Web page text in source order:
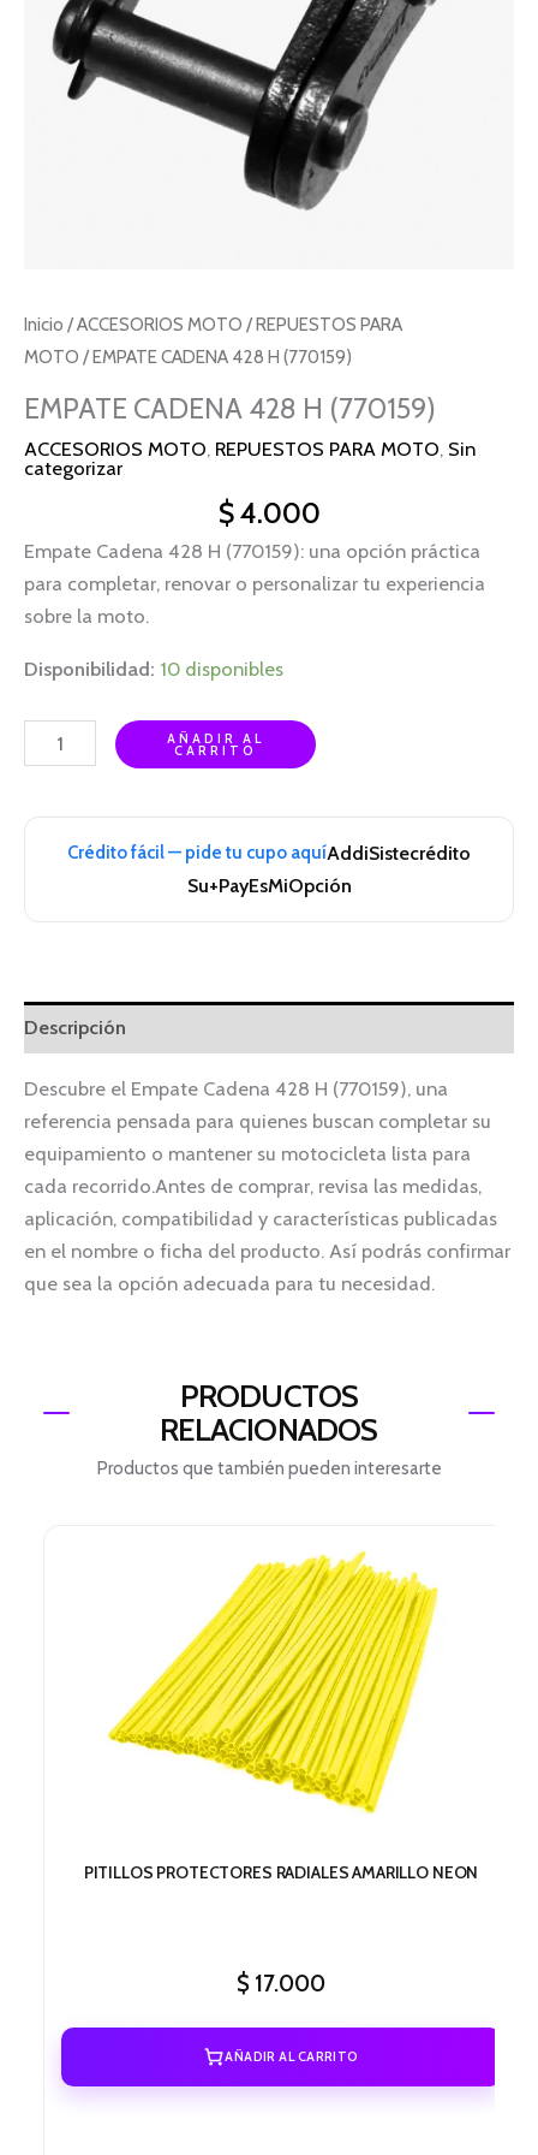
Inicio /ACCESORIOS MOTO /REPUESTOS PARA
MOTO / EMPATE CADENA 428 H (770159)
EMPATE CADENA 428 H (770159)
ACCESORIOS MOTO, REPUESTOS PARA MOTO, Sin
categorizar
$4.000
Empate Cadena 428 H (770159): una opción práctica
para completar, renovar o personalizar tu experiencia
sobre la moto.
Disponibilidad: 10 disponibles
AÑADIR AL
CARRITO
Crédito fácil — pide tu cupo aquíAddiSistecrédito
Su+PayEsMiOpción
Descripción
Descubre el Empate Cadena 428 H (770159), una
referencia pensada para quienes buscan completar su
equipamiento o mantener su motocicleta lista para
cada recorrido.Antes de comprar, revisa las medidas,
aplicación, compatibilidad y características publicadas
en el nombre o ficha del producto. Así podrás confirmar
que sea la opción adecuada para tu necesidad.
PRODUCTOS
RELACIONADOS
Productos que también pueden interesarte
PITILLOS PROTECTORES RADIALES AMARILLO NEON
$ 17.000
AÑADIR AL CARRITO